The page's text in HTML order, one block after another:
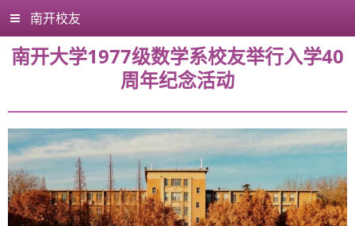
南开校友
南开大学1977级数学系校友举行入学40
周年纪念活动